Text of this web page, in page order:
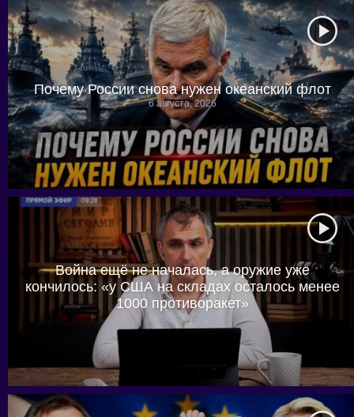
Почему России снова нужен океанский флот
6 августа, 2026
Война ещё не началась, а оружие уже
кончилось: «у США на складах осталось менее
1000 противоракет»
6 августа, 2026